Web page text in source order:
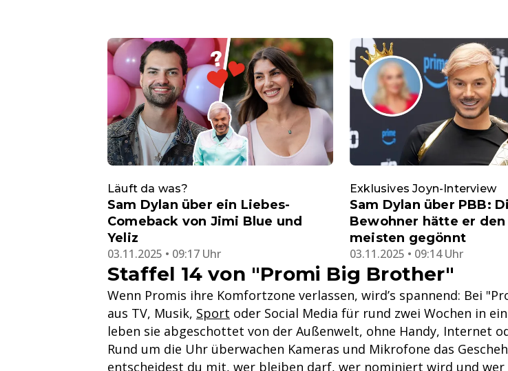
Läuft da was?
Sam Dylan über ein Liebes-
Comeback von Jimi Blue und
Yeliz
03.11.2025 • 09:17 Uhr
Exklusives Joyn-Interview
Sam Dylan über PBB:
Bewohner hätte er den
meisten gegönnt
03.11.2025 • 09:14 Uhr
Staffel 14 von "Promi Big Brother"
Wenn Promis ihre Komfortzone verlassen, wird’s spannend: Bei
aus TV, Musik, Sport oder Social Media für rund zwei Wochen in
leben sie abgeschottet von der Außenwelt, ohne Handy, Internet
Rund um die Uhr überwachen Kameras und Mikrofone das
entscheidest du mit, wer bleiben darf, wer nominiert wird und wer